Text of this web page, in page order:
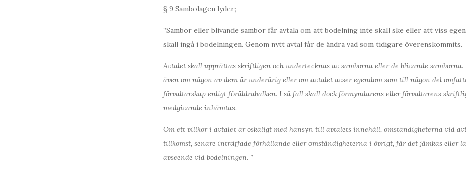
§ 9 Sambolagen lyder;
”Sambor eller blivande sambor får avtala om att bodelning inte skall ske eller att viss
skall ingå i bodelningen. Genom nytt avtal får de ändra vad som tidigare överenskommits.
Avtalet skall upprättas skriftligen och undertecknas av samborna eller de blivande samborna.
även om någon av dem är underårig eller om avtalet avser egendom som till någon del
förvaltarskap enligt föräldrabalken. I så fall skall dock förmyndarens eller förvaltarens
medgivande inhämtas.
Om ett villkor i avtalet är oskäligt med hänsyn till avtalets innehåll, omständigheterna vid
tillkomst, senare inträffade förhållande eller omständigheterna i övrigt, får det jämkas eller
avseende vid bodelningen. ”